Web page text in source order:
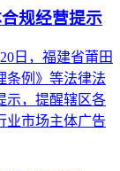
规经营提示
日，福建省莆田
条例》等法律法
示，提醒辖区各
业市场主体广告